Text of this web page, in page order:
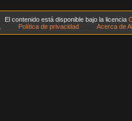
El contenido está disponible bajo la licencia
Política de privacidad Acerca de